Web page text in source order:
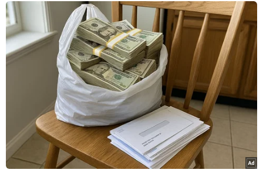
Quỹ Tiền tệ Quốc tế (IMF) dự báo năm 2029,
GDP của Việt Nam theo sức mua tương đương
(PPP) đạt gần 2.343 tỷ USD, vượt qua Australia
và Ba Lan, xếp thứ 20 trên thế giới.
Top 20 nền kinh tế có GDP (PPP) lớn nhất thế
giới trong năm này sẽ bao gồm: Trung Quốc, Mỹ,
Ấn Độ, Nhật Bản, Indonesia, Đức, Nga, Brazil,
Thổ Nhĩ Kỳ, Anh, Pháp, Mexico, Italy, Hàn Quốc,
Saudi Arabia, Tây Ban Nha, Canada, Ai Cập,
Bangladesh và Việt Nam./.